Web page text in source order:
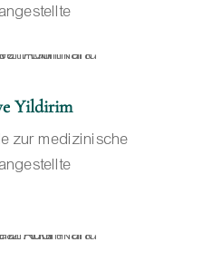
Yildirim
zur medizinische